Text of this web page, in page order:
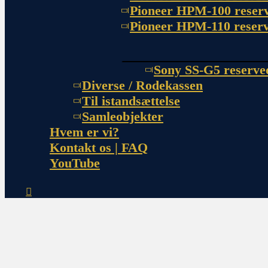
Pioneer HPM-100
Pioneer HPM-110
Sony SS-G5
Diverse / Rodekassen
Til istandsættelse
Samleobjekter
Hvem er vi?
Kontakt os | FAQ
YouTube